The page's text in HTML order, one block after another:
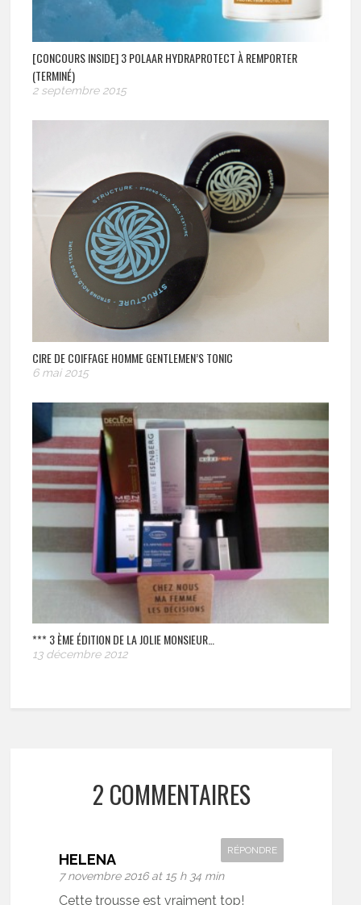
[CONCOURS INSIDE] 3 POLAAR HYDRAPROTECT À REMPORTER
(TERMINÉ)
2 septembre 2015
CIRE DE COIFFAGE HOMME GENTLEMEN’S TONIC
6 mai 2015
*** 3 ÈME ÉDITION DE LA JOLIE MONSIEUR…
13 décembre 2012
2 COMMENTAIRES
HELENA
7 novembre 2016 at 15 h 34 min
RÉPONDRE
Cette trousse est vraiment top!